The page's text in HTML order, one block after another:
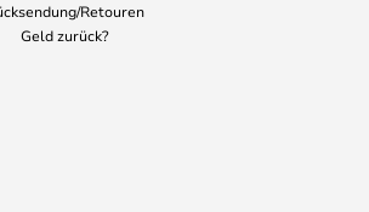
Retouren
Geld zurück?